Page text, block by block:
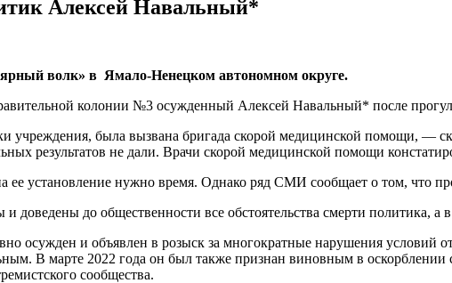
Алексей Навальный*
волк» в Ямало-Ненецком автономном округе.
колонии №3 осужденный Алексей Навальный* после
учреждения, была вызвана бригада скорой медицинской помощи, —
результатов не дали. Врачи скорой медицинской помощи
ее установление нужно время. Однако ряд СМИ сообщает о том, что
доведены до общественности все обстоятельства смерти политика, а
и объявлен в розыск за многократные нарушения условий
В марте 2022 года он был также признан виновным в оскорблении
сообщества.